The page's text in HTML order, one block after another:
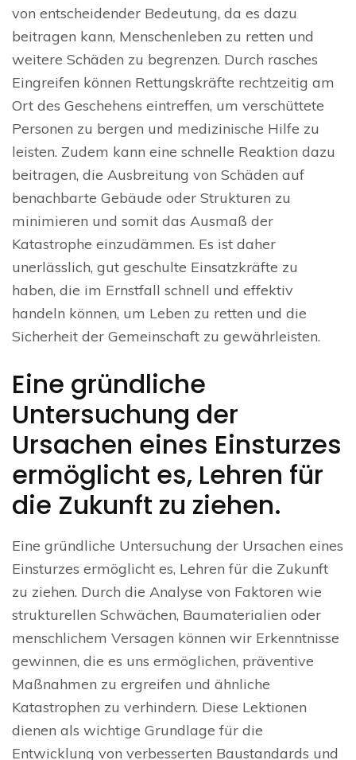
von entscheidender Bedeutung, da es dazu
beitragen kann, Menschenleben zu retten und
weitere Schäden zu begrenzen. Durch rasches
Eingreifen können Rettungskräfte rechtzeitig am
Ort des Geschehens eintreffen, um verschüttete
Personen zu bergen und medizinische Hilfe zu
leisten. Zudem kann eine schnelle Reaktion dazu
beitragen, die Ausbreitung von Schäden auf
benachbarte Gebäude oder Strukturen zu
minimieren und somit das Ausmaß der
Katastrophe einzudämmen. Es ist daher
unerlässlich, gut geschulte Einsatzkräfte zu
haben, die im Ernstfall schnell und effektiv
handeln können, um Leben zu retten und die
Sicherheit der Gemeinschaft zu gewährleisten.
Eine gründliche
Untersuchung der
Ursachen eines Einsturzes
ermöglicht es, Lehren für
die Zukunft zu ziehen.
Eine gründliche Untersuchung der Ursachen eines
Einsturzes ermöglicht es, Lehren für die Zukunft
zu ziehen. Durch die Analyse von Faktoren wie
strukturellen Schwächen, Baumaterialien oder
menschlichem Versagen können wir Erkenntnisse
gewinnen, die es uns ermöglichen, präventive
Maßnahmen zu ergreifen und ähnliche
Katastrophen zu verhindern. Diese Lektionen
dienen als wichtige Grundlage für die
Entwicklung von verbesserten Baustandards und